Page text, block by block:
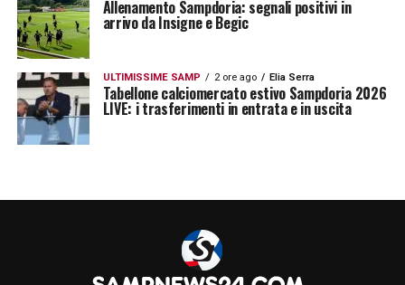
Allenamento Sampdoria: segnali positivi in
arrivo da Insigne e Begic
ULTIMISSIME SAMP 2 ore ago Elia Serra
Tabellone calciomercato estivo Sampdoria 2026
LIVE: i trasferimenti in entrata e in uscita